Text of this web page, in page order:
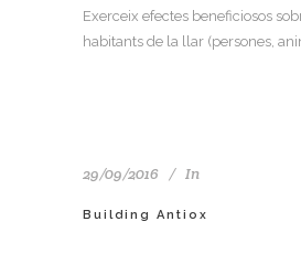
Exerceix efectes beneficiosos
habitants de la llar (persones,
29/09/2016 In
Building Antiox